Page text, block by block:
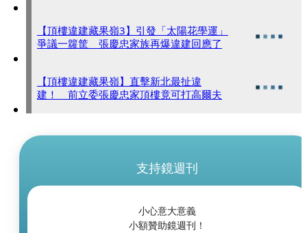
【頂樓違建藏果嶺3】引發「太陽花學運」
爭議一籮筐 張慶忠家族再爆違建回應了
【頂樓違建藏果嶺】直擊新北最扯違
建！ 前立委張慶忠家頂樓竟可打高爾夫
支持鏡週刊
小心意大意義
小額贊助鏡週刊！